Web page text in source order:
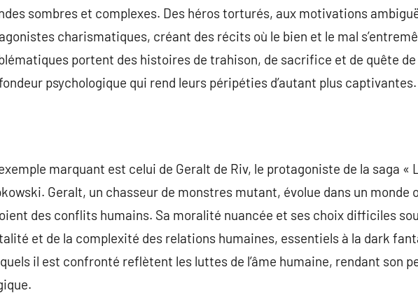
sombres et complexes. Des héros torturés, aux motivations
charismatiques, créant des récits où le bien et le mal
portent des histoires de trahison, de sacrifice et de quête
psychologique qui rend leurs péripéties d’autant plus captivantes.
marquant est celui de Geralt de Riv, le protagoniste de la saga «
Geralt, un chasseur de monstres mutant, évolue dans un monde
des conflits humains. Sa moralité nuancée et ses choix difficiles
et de la complexité des relations humaines, essentiels à la dark
il est confronté reflètent les luttes de l’âme humaine, rendant son